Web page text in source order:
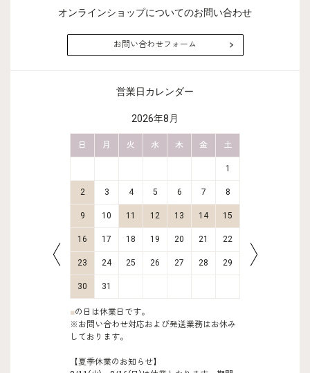
オンラインショップについてのお問い合わせ
お問い合わせフォーム
営業日カレンダー
2026年8月
日 月 火 水 木 金 土
1
2 3 4 5 6 7 8
9 10 11 12 13 14 15
16 17 18 19 20 21 22
23 24 25 26 27 28 29
30 31
■の日は休業日です。
※お問い合わせ対応および発送業務はお休み
しております。
【夏季休業のお知らせ】